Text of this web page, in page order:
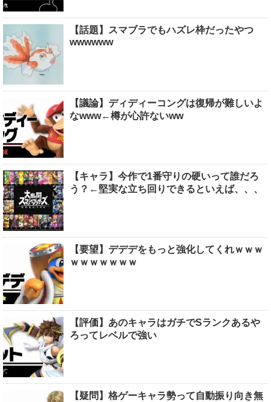
【話題】スマブラでもハズレ枠だったやつ
wwwwww
【議論】ディディーコングは復帰が難しいよ
なwww←樽が心許ないww
【キャラ】今作で1番守りの硬いって誰だろ
う？←堅実な立ち回りできるといえば、、、
【要望】デデデをもっと強化してくれｗｗｗ
ｗｗｗｗｗｗｗ
【評価】あのキャラはガチでSランクあるや
ろってレベルで強い
【疑問】格ゲーキャラ勢って自動振り向き無